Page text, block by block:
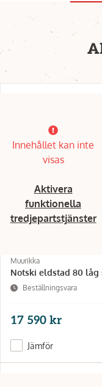
Innehållet kan inte
visas
Aktivera
funktionella
tredjepartstjänster
Muurikka
Notski eldstad 80 låg
Beställningsvara
17 590 kr
Jämför